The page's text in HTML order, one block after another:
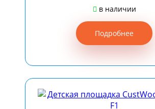
в наличии
Подробнее